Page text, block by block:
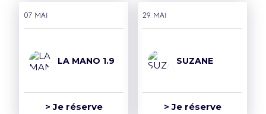
07 mai
LA MANO 1.9
> Je réserve
29 mai
SUZANE
> Je réserve